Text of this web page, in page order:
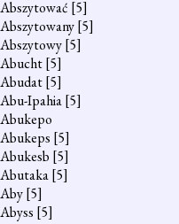
Abszytować [5]
Abszytowany[5]
Abszytowy[5]
Abucht[5]
Abudat[5]
Abu-Ipahia[5]
Abukepo
Abukeps [5]
Abukesb [5]
Abutaka[5]
Aby[5]
Abyss [5]